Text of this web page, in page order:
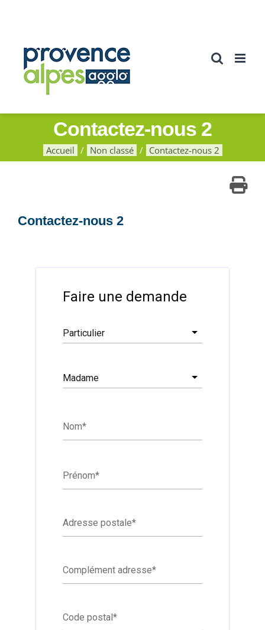
Contactez-nous 2
Accueil Non classé Contactez-nous 2
Contactez-nous 2
Faire une demande
Particulier
Madame
Nom*
Prénom*
Adresse postale*
Complément adresse*
Code postal*